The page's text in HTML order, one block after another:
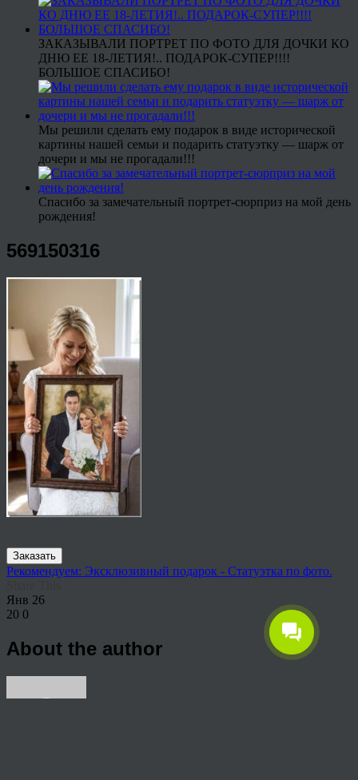
ЗАКАЗЫВАЛИ ПОРТРЕТ ПО ФОТО ДЛЯ ДОЧКИ КО
ДНЮ ЕЕ 18-ЛЕТИЯ!.. ПОДАРОК-СУПЕР!!!!
БОЛЬШОЕ СПАСИБО!
Мы решили сделать ему подарок в виде исторической
картины нашей семьи и подарить статуэтку — шарж от
дочери и мы не прогадали!!!
Спасибо за замечательный портрет-сюрприз на мой день
рождения!
569150316
Заказать
Рекомендуем: Эксклюзивный подарок - Статуэтка по фото.
Янв 26
20 0
About the author